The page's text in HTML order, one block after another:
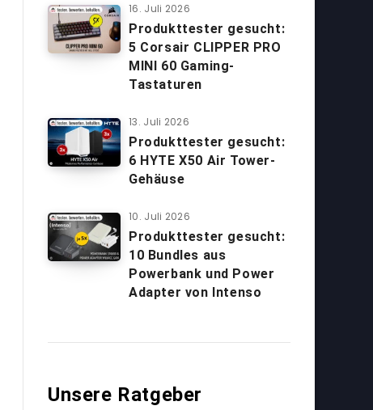
16. Juli 2026
Produkttester gesucht:
5 Corsair CLIPPER PRO
MINI 60 Gaming-
Tastaturen
13. Juli 2026
Produkttester gesucht:
6 HYTE X50 Air Tower-
Gehäuse
10. Juli 2026
Produkttester gesucht:
10 Bundles aus
Powerbank und Power
Adapter von Intenso
Unsere Ratgeber